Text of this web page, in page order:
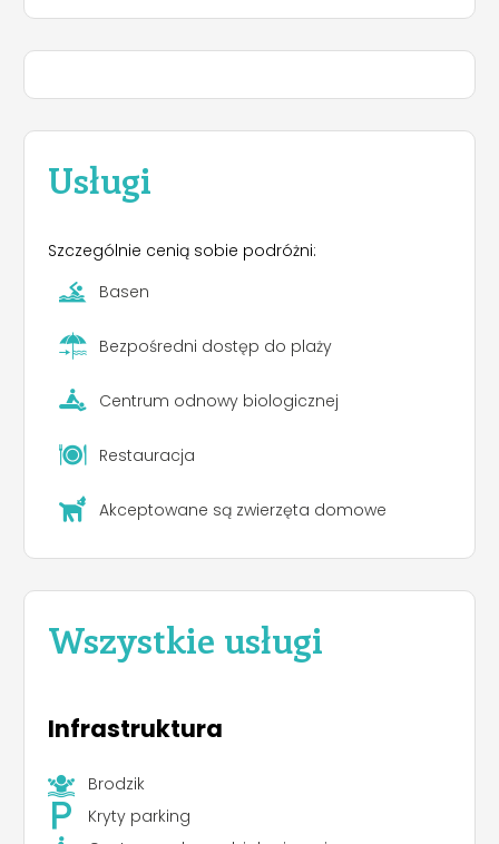
typical Dalmatian plants, playground, wellness,
sports activities (eg basketball, bowling, volleyball,
polo)
Vrana (one among the rare and intact natural
habitats of waterfowl) on the other hand is also
Pakoštane is surrounded by four national parks
(Kornati archipelago 12n.m., Krka National Park
47km, Paklenica 75km, Plitvice Lakes 165km) and
two nature parks (Telaščica 17n.m. and Lake Vrana
1km ). Guests can visit the nearby cities Zadar (36
modern traveler desires - cultural and natural
Usługi
Szczególnie cenią sobie podróżni:
Basen
Bezpośredni dostęp do plaży
Centrum odnowy biologicznej
Restauracja
Akceptowane są zwierzęta domowe
Wszystkie usługi
Infrastruktura
Brodzik
Kryty parking